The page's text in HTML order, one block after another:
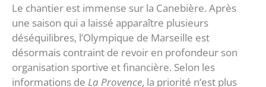
‎Le chantier est immense sur la Canebière. Après
une saison qui a laissé apparaître plusieurs
déséquilibres, l’Olympique de Marseille est
désormais contraint de revoir en profondeur son
organisation sportive et financière. Selon les
informations de La Provence, la priorité n’est plus